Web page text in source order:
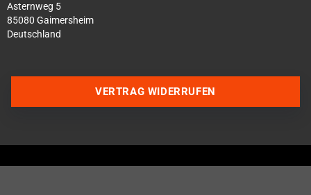
Asternweg 5
85080 Gaimersheim
Deutschland
Discord Server beitreten
VERTRAG WIDERRUFEN